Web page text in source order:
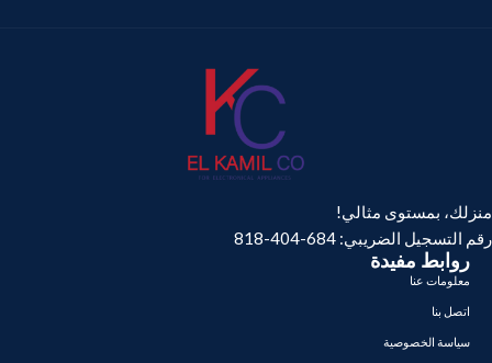
منزلك، بمستوى مثالي!
رقم التسجيل الضريبي: 684-404-818
روابط مفيدة
معلومات عنا
اتصل بنا
سياسة الخصوصية